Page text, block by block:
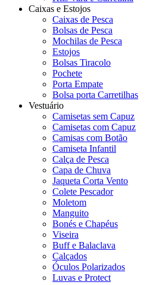
Caixas e Estojos
Caixas de Pesca
Bolsas de Pesca
Mochilas de Pesca
Estojos
Bolsas Tiracolo
Pochete
Porta Empate
Bolsa porta Carretilhas
Vestuário
Camisetas sem Capuz
Camisetas com Capuz
Camisas com Botão
Camiseta Infantil
Calça de Pesca
Capa de Chuva
Jaqueta Corta Vento
Colete Pescador
Moletom
Manguito
Bonés e Chapéus
Viseira
Buff e Balaclava
Calçados
Óculos Polarizados
Luvas e Protect